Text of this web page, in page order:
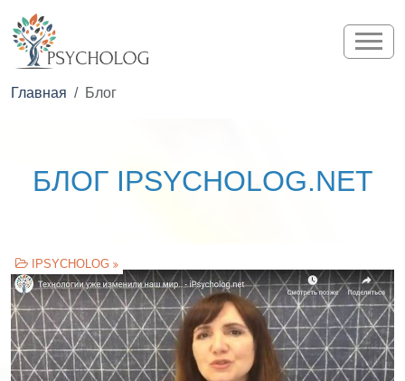
Главная Блог
БЛОГ IPSYCHOLOG.NET
IPSYCHOLOG